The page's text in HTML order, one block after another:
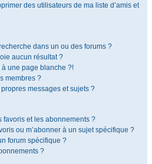
des utilisateurs de ma liste d’amis et
dans un ou des forums ?
aucun résultat ?
une page blanche ?!
membres ?
messages et sujets ?
favoris et les abonnements ?
ou m’abonner à un sujet spécifique ?
forum spécifique ?
?